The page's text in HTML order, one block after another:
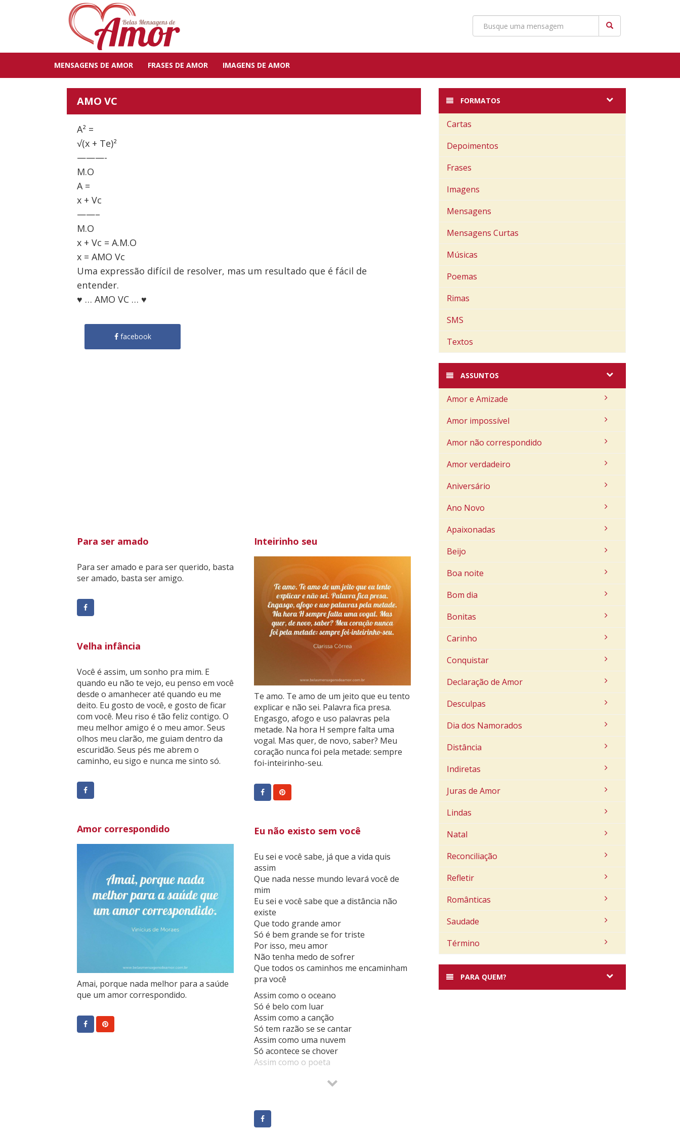
MENSAGENS DE AMOR FRASES DE AMOR IMAGENS DE AMOR
AMO VC
A² =
√(x + Te)²
———-
M.O
A =
x + Vc
——–
M.O
x + Vc = A.M.O
x = AMO Vc
Uma expressão difícil de resolver, mas um resultado que é fácil de
entender.
♥ … AMO VC … ♥
facebook
Para ser amado
Para ser amado e para ser querido, basta
ser amado, basta ser amigo.
Inteirinho seu
Te amo. Te amo de um jeito que eu tento
explicar e não sei. Palavra fica presa.
Engasgo, afogo e uso palavras pela
metade. Na hora H sempre falta uma
vogal. Mas quer, de novo, saber? Meu
coração nunca foi pela metade: sempre
foi-inteirinho-seu.
Velha infância
Você é assim, um sonho pra mim. E
quando eu não te vejo, eu penso em você
desde o amanhecer até quando eu me
deito. Eu gosto de você, e gosto de ficar
com você. Meu riso é tão feliz contigo. O
meu melhor amigo é o meu amor. Seus
olhos meu clarão, me guiam dentro da
escuridão. Seus pés me abrem o
caminho, eu sigo e nunca me sinto só.
Amor correspondido
Amai, porque nada melhor para a saúde
que um amor correspondido.
Eu não existo sem você
Eu sei e você sabe, já que a vida quis
assim
Que nada nesse mundo levará você de
mim
Eu sei e você sabe que a distância não
existe
Que todo grande amor
Só é bem grande se for triste
Por isso, meu amor
Não tenha medo de sofrer
Que todos os caminhos me encaminham
pra você
Assim como o oceano
Só é belo com luar
Assim como a canção
Só tem razão se se cantar
Assim como uma nuvem
Só acontece se chover
Assim como o poeta
E eu não existo sem você
FORMATOS
Cartas
Depoimentos
Frases
Imagens
Mensagens
Mensagens Curtas
Músicas
Poemas
Rimas
SMS
Textos
ASSUNTOS
Amor e Amizade
Amor impossível
Amor não correspondido
Amor verdadeiro
Aniversário
Ano Novo
Apaixonadas
Beijo
Boa noite
Bom dia
Bonitas
Carinho
Conquistar
Declaração de Amor
Desculpas
Dia dos Namorados
Distância
Indiretas
Juras de Amor
Lindas
Natal
Reconciliação
Refletir
Românticas
Saudade
Término
PARA QUEM?